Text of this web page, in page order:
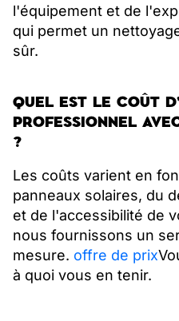
l'équipement et de
qui permet un
sûr.
QUEL EST LE COÛT
PROFESSIONNEL
?
Les coûts varient en
panneaux solaires, du
et de l'accessibilité de
nous fournissons un
mesure. offre de prix
à quoi vous en tenir.